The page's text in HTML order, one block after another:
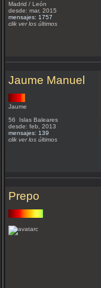
Madrid / León
desde: mar, 2015
mensajes: 1757
clik ver los últimos
Jaume Manuel
Jaume
56 Islas Baleares
desde: feb, 2013
mensajes: 139
clik ver los últimos
Prepo